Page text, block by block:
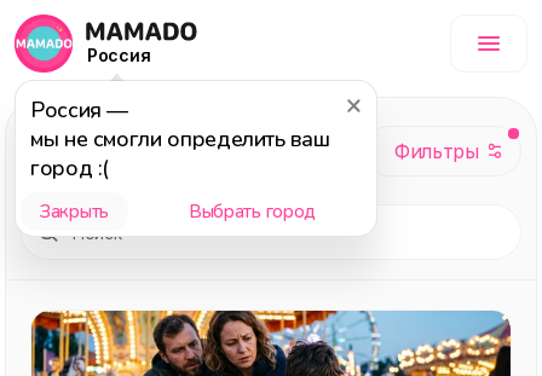
Россия
Россия —
мы не смогли определить ваш
город :(
Закрыть Выбрать город
Досуг, темы: Детям,
Юмор, 2025